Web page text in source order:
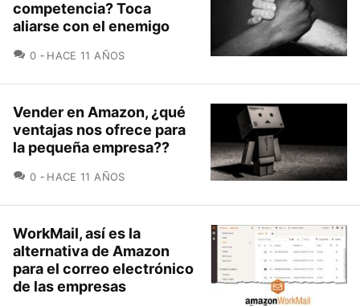
competencia? Toca
aliarse con el enemigo
0 COMENTARIOS
HACE 11 AÑOS
Vender en Amazon, ¿qué
ventajas nos ofrece para
la pequeña empresa??
0 COMENTARIOS
HACE 11 AÑOS
WorkMail, así es la
alternativa de Amazon
para el correo electrónico
de las empresas